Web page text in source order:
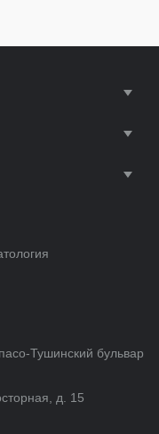
Тушинский бульвар
д. 15